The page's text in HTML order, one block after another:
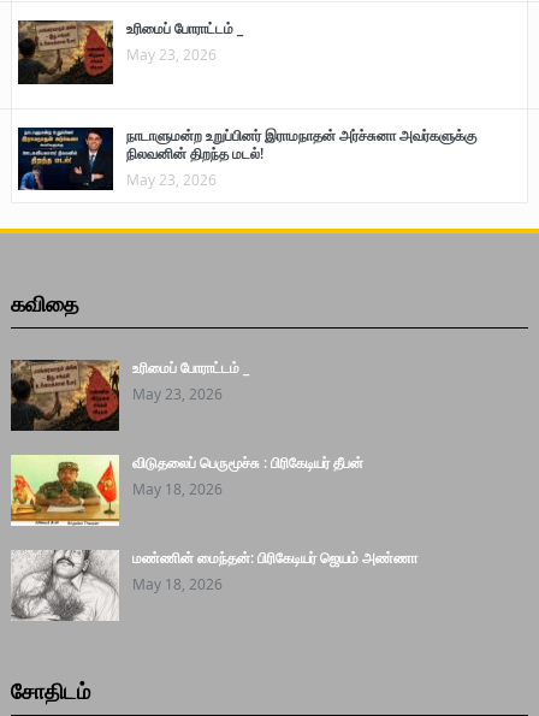
உரிமைப் போராட்டம் _
May 23, 2026
நாடாளுமன்ற உறுப்பினர் இராமநாதன் அர்ச்சுனா அவர்களுக்கு
நிலவனின் திறந்த மடல்!
May 23, 2026
கவிதை
உரிமைப் போராட்டம் _
May 23, 2026
விடுதலைப் பெருமூச்சு : பிரிகேடியர் தீபன்
May 18, 2026
மண்ணின் மைந்தன்: பிரிகேடியர் ஜெயம் அண்ணா
May 18, 2026
சோதிடம்